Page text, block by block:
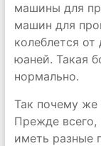
машины для
машин для
колеблется
юаней. Такая
нормально.
Так почему же
Прежде всего,
иметь разные